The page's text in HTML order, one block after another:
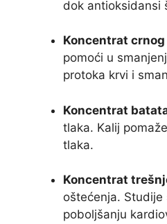
dok antioksidansi
Koncentrat
pomoći u
protoka krvi i
Koncentrat
tlaka. Kalij
tlaka.
Koncentrat
oštećenja.
poboljšanju